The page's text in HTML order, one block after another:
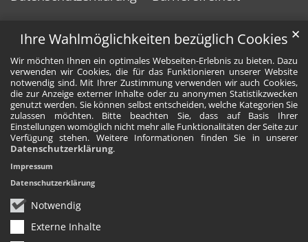
Ihre Wahlmöglichkeiten bezüglich Cookies
Wir möchten Ihnen ein optimales Webseiten-Erlebnis zu bieten. Dazu
verwenden wir Cookies, die für das Funktionieren unserer Website
notwendig sind. Mit Ihrer Zustimmung verwenden wir auch Cookies,
die zur Anzeige externer Inhalte oder zu anonymen Statistikzwecken
genutzt werden. Sie können selbst entscheiden, welche Kategorien Sie
zulassen möchten. Bitte beachten Sie, dass auf Basis Ihrer
Einstellungen womöglich nicht mehr alle Funktionalitäten der Seite zur
Verfügung stehen. Weitere Informationen finden Sie in unserer
Datenschutzerklärung.
Notwendig
Externe Inhalte
✕
Impressum
Datenschutzerklärung